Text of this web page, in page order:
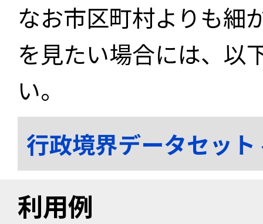
なお市区町村よりも細
を見たい場合には、以
い。
行政境界データセッ
利用例